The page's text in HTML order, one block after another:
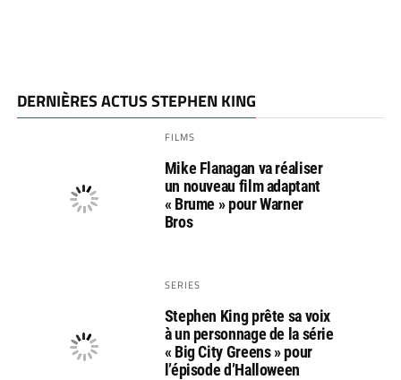
DERNIÈRES ACTUS STEPHEN KING
FILMS
Mike Flanagan va réaliser
un nouveau film adaptant
« Brume » pour Warner
Bros
SERIES
Stephen King prête sa voix
à un personnage de la série
« Big City Greens » pour
l’épisode d’Halloween